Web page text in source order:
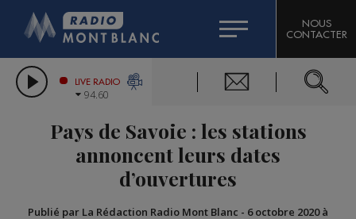
LES CHRONIQUES DE L'EXPERT
CITIZEN MACHINERY
GRAND MASSIF DOMAINES SKIABLES
BIGARD
COMPAGNIE DU MONT-BLANC
NOUS
CONTACTER
LIVE RADIO
94.60
Pays de Savoie : les stations
annoncent leurs dates
d’ouvertures
Publié par La Rédaction Radio Mont Blanc - 6 octobre 2020 à